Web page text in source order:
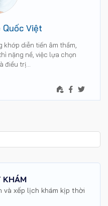
Quốc Việt
diễn tiến âm thầm,
nặng nề, việc lựa chọn
điều trị…
KHÁM
xếp lịch khám kịp thời